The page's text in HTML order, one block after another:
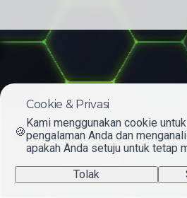
🍪
Cookie & Privasi
Kami menggunakan cookie
pengalaman Anda dan
apakah Anda setuju untuk tetap
Tolak